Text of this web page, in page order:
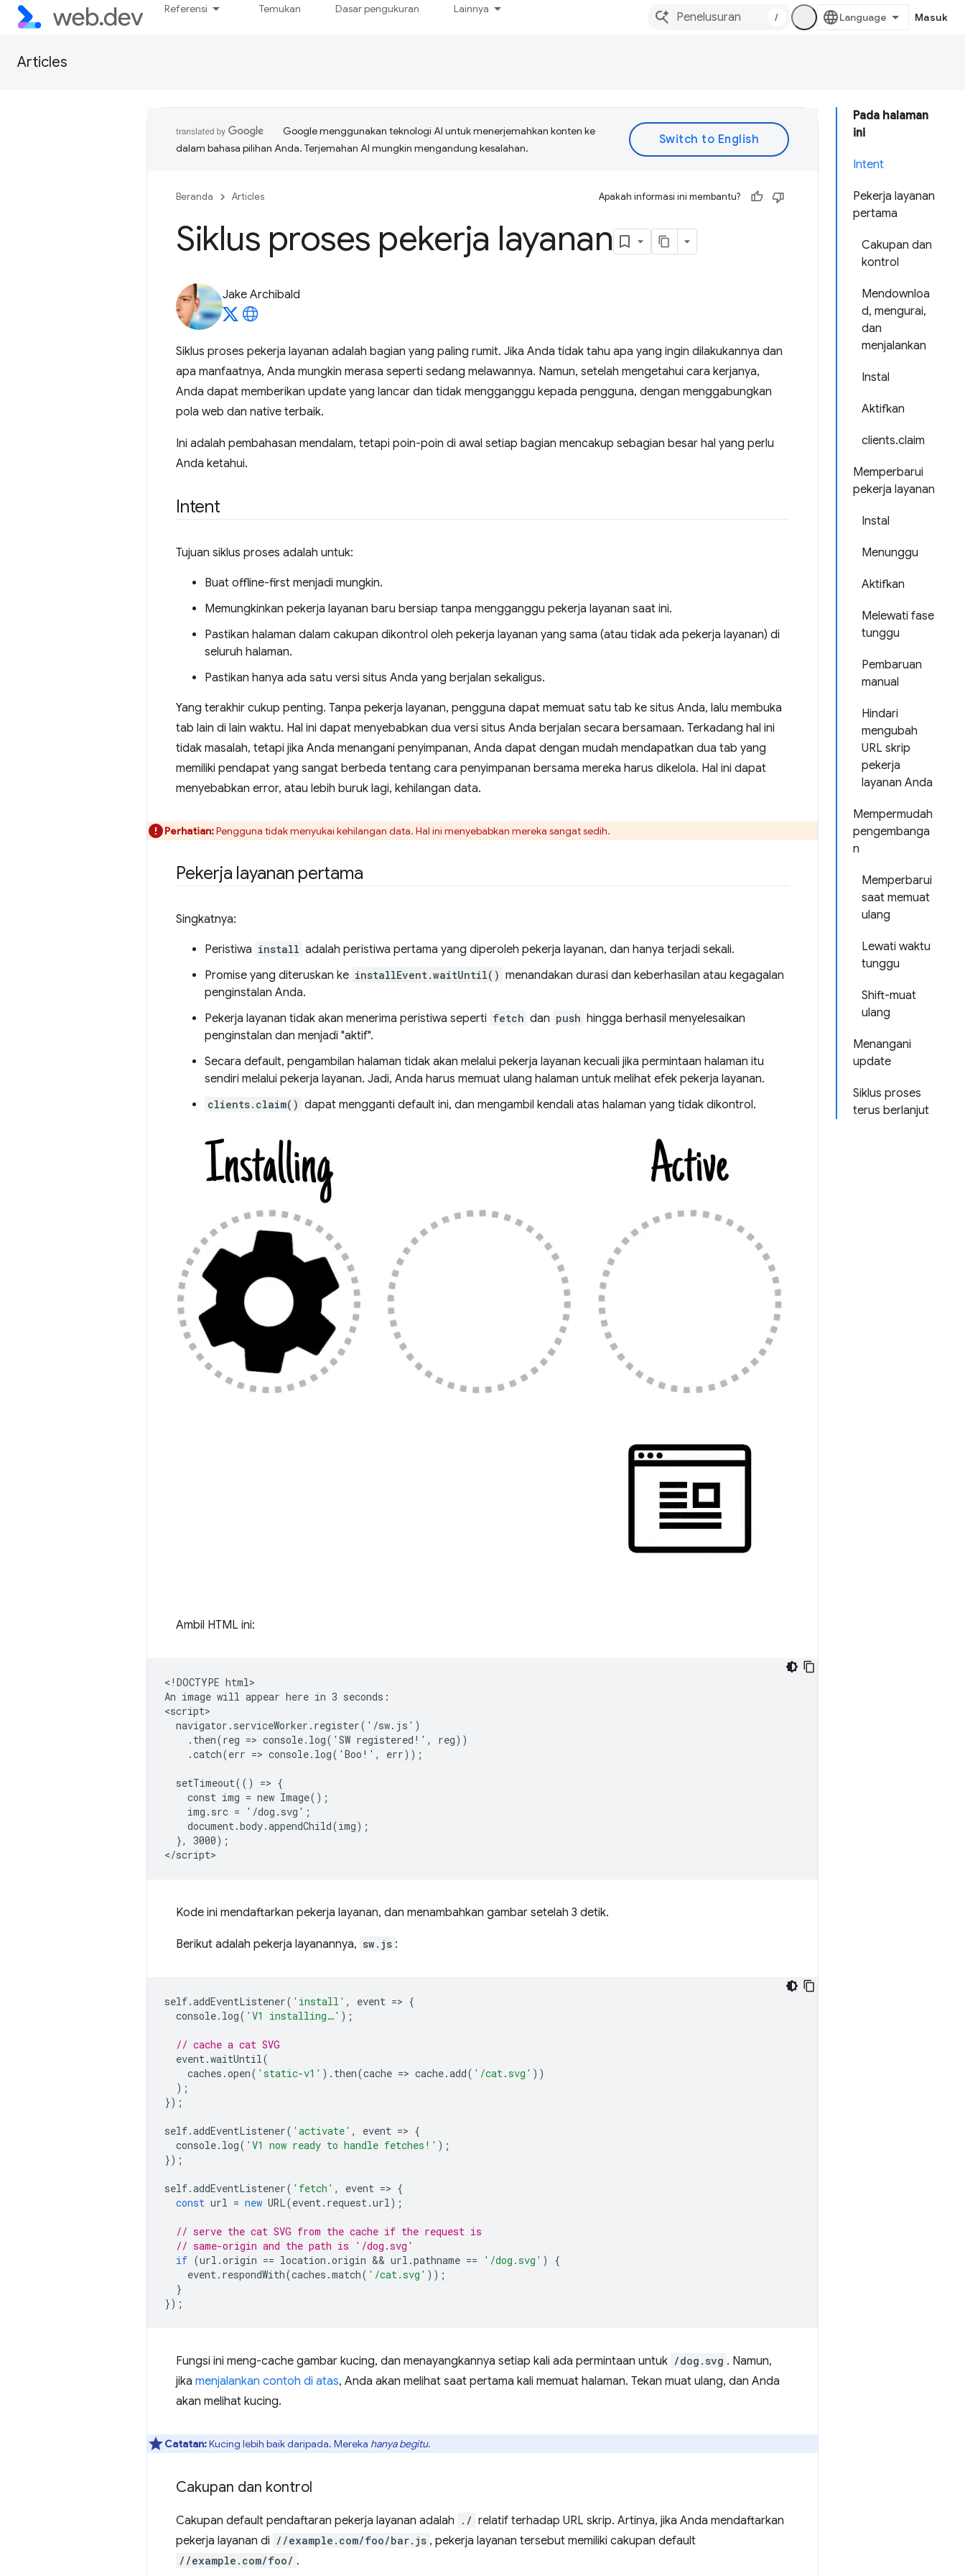
Referensi Temukan Dasar pengukuran Lainnya
/ Masuk
Articles
Pada halaman
ini
Intent
Pekerja layanan
pertama
Cakupan dan
kontrol
Mendownloa
d, mengurai,
dan
menjalankan
Instal
Aktifkan
clients.claim
Memperbarui
pekerja layanan
Instal
Menunggu
Aktifkan
Melewati fase
tunggu
Pembaruan
manual
Hindari
mengubah
URL skrip
pekerja
layanan Anda
Mempermudah
pengembanga
n
Memperbarui
saat memuat
ulang
Lewati waktu
tunggu
Shift-muat
ulang
Menangani
update
Siklus proses
terus berlanjut
Google menggunakan teknologi AI untuk menerjemahkan konten ke
dalam bahasa pilihan Anda. Terjemahan AI mungkin mengandung kesalahan.
Beranda Articles Apakah informasi ini membantu?
Siklus proses pekerja layanan
Jake Archibald
Siklus proses pekerja layanan adalah bagian yang paling rumit. Jika Anda tidak tahu apa yang ingin dilakukannya dan
apa manfaatnya, Anda mungkin merasa seperti sedang melawannya. Namun, setelah mengetahui cara kerjanya,
Anda dapat memberikan update yang lancar dan tidak mengganggu kepada pengguna, dengan menggabungkan
pola web dan native terbaik.
Ini adalah pembahasan mendalam, tetapi poin-poin di awal setiap bagian mencakup sebagian besar hal yang perlu
Anda ketahui.
Intent
Tujuan siklus proses adalah untuk:
Buat offline-first menjadi mungkin.
Memungkinkan pekerja layanan baru bersiap tanpa mengganggu pekerja layanan saat ini.
Pastikan halaman dalam cakupan dikontrol oleh pekerja layanan yang sama (atau tidak ada pekerja layanan) di
seluruh halaman.
Pastikan hanya ada satu versi situs Anda yang berjalan sekaligus.
Yang terakhir cukup penting. Tanpa pekerja layanan, pengguna dapat memuat satu tab ke situs Anda, lalu membuka
tab lain di lain waktu. Hal ini dapat menyebabkan dua versi situs Anda berjalan secara bersamaan. Terkadang hal ini
tidak masalah, tetapi jika Anda menangani penyimpanan, Anda dapat dengan mudah mendapatkan dua tab yang
memiliki pendapat yang sangat berbeda tentang cara penyimpanan bersama mereka harus dikelola. Hal ini dapat
menyebabkan error, atau lebih buruk lagi, kehilangan data.
Perhatian:Pengguna tidak menyukai kehilangan data. Hal ini menyebabkan mereka sangat sedih.
Pekerja layanan pertama
Singkatnya:
Peristiwa install adalah peristiwa pertama yang diperoleh pekerja layanan, dan hanya terjadi sekali.
Promise yang diteruskan ke installEvent.waitUntil() menandakan durasi dan keberhasilan atau kegagalan
penginstalan Anda.
Pekerja layanan tidak akan menerima peristiwa seperti fetch dan push hingga berhasil menyelesaikan
penginstalan dan menjadi "aktif".
Secara default, pengambilan halaman tidak akan melalui pekerja layanan kecuali jika permintaan halaman itu
sendiri melalui pekerja layanan. Jadi, Anda harus memuat ulang halaman untuk melihat efek pekerja layanan.
clients.claim() dapat mengganti default ini, dan mengambil kendali atas halaman yang tidak dikontrol.
Ambil HTML ini:
<!DOCTYPE html>
An image will appear here in 3 seconds:
<script>
  navigator.serviceWorker.register('/sw.js')
    .then(reg => console.log('SW registered!', reg))
    .catch(err => console.log('Boo!', err));
  setTimeout(() => {
    const img = new Image();
    img.src = '/dog.svg';
    document.body.appendChild(img);
  }, 3000);
Kode ini mendaftarkan pekerja layanan, dan menambahkan gambar setelah 3 detik.
Berikut adalah pekerja layanannya, sw.js :
self.addEventListener( 'install' , event => {
console. log( 'V1 installing…' );
// cache a cat SVG
event.waitUntil(
caches .open( 'static-v1' ). then(cache => cache.add( '/cat.svg' ))
);
});
self.addEventListener( 'activate' , event => {
console. log( 'V1 now ready to handle fetches!' );
});
self.addEventListener( 'fetch' , event => {
const url = new URL(event. request.url);
// serve the cat SVG from the cache if the request is
// same-origin and the path is '/dog.svg'
if (url .origin == location .origin && url .pathname == '/dog.svg' )
{
event. respondWith(caches .match( '/cat.svg' ));
}
});
Fungsi ini meng-cache gambar kucing, dan menayangkannya setiap kali ada permintaan untuk /dog.svg . Namun,
jika menjalankan contoh di atas, Anda akan melihat saat pertama kali memuat halaman. Tekan muat ulang, dan Anda
akan melihat kucing.
Catatan:Kucing lebih baik daripada. Mereka hanya begitu.
Cakupan dan kontrol
Cakupan default pendaftaran pekerja layanan adalah ./ relatif terhadap URL skrip. Artinya, jika Anda mendaftarkan
pekerja layanan di //example.com/foo/bar.js , pekerja layanan tersebut memiliki cakupan default
//example.com/foo/ .